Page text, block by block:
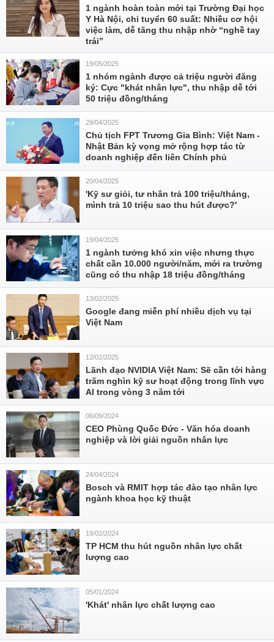
1 ngành hoàn toàn mới tại Trường Đại học
Y Hà Nội, chỉ tuyển 60 suất: Nhiều cơ hội
việc làm, dễ tăng thu nhập nhờ “nghề tay
trái”
19/05/2025
1 nhóm ngành được cả triệu người đăng
ký: Cực "khát nhân lực", thu nhập dễ tới
50 triệu đồng/tháng
29/04/2025
Chủ tịch FPT Trương Gia Bình: Việt Nam -
Nhật Bản kỳ vọng mở rộng hợp tác từ
doanh nghiệp đến liên Chính phủ
20/04/2025
'Kỹ sư giỏi, tư nhân trả 100 triệu/tháng,
mình trả 10 triệu sao thu hút được?'
19/04/2025
1 ngành tưởng khó xin việc nhưng thực
chất cần 10.000 người/năm, mới ra trường
cũng có thu nhập 18 triệu đồng/tháng
13/02/2025
Google đang miễn phí nhiều dịch vụ tại
Việt Nam
12/02/2025
Lãnh đạo NVIDIA Việt Nam: Sẽ cần tới hàng
trăm nghìn kỹ sư hoạt động trong lĩnh vực
AI trong vòng 3 năm tới
06/09/2024
CEO Phùng Quốc Đức - Văn hóa doanh
nghiệp và lời giải nguồn nhân lực
24/04/2024
Bosch và RMIT hợp tác đào tạo nhân lực
ngành khoa học kỹ thuật
19/02/2024
TP HCM thu hút nguồn nhân lực chất
lượng cao
05/01/2024
'Khát' nhân lực chất lượng cao